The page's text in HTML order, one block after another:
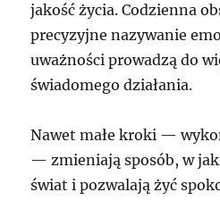
jakość życia. Codzienna
precyzyjne nazywanie
uważności prowadzą do
świadomego działania.
Nawet małe kroki —
— zmieniają sposób, w
świat i pozwalają żyć